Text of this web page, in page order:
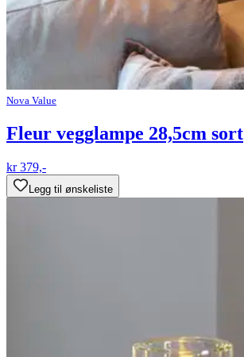
Nova Value
Fleur vegglampe 28,5cm sort
kr 379,-
Legg til ønskeliste